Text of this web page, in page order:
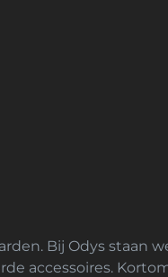
Bij Odys staan
accessoires.